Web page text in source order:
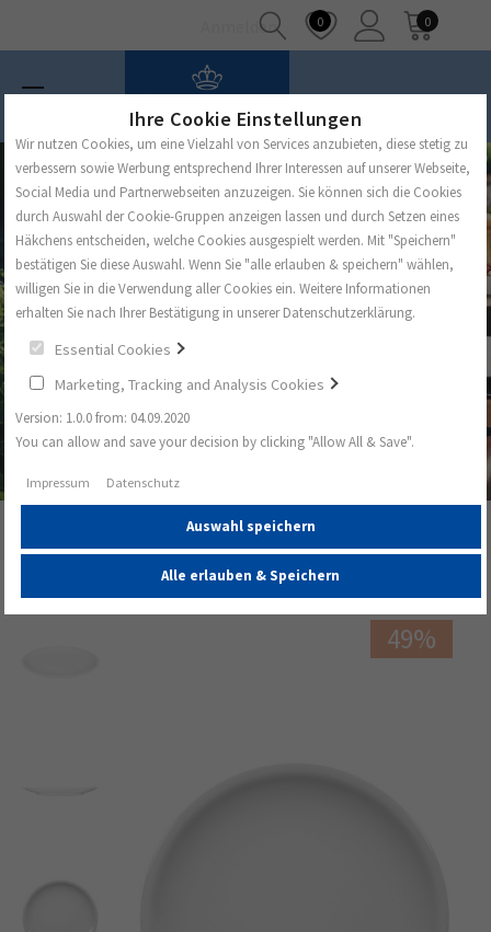
Anmelden 0 0
Compact Speiseteller 27 cm weiß
49%
Ihre Cookie Einstellungen
Wir nutzen Cookies, um eine Vielzahl von Services anzubieten, diese stetig zu
verbessern sowie Werbung entsprechend Ihrer Interessen auf unserer Webseite,
Social Media und Partnerwebseiten anzuzeigen. Sie können sich die Cookies
durch Auswahl der Cookie-Gruppen anzeigen lassen und durch Setzen eines
Häkchens entscheiden, welche Cookies ausgespielt werden. Mit "Speichern"
bestätigen Sie diese Auswahl. Wenn Sie "alle erlauben & speichern" wählen,
willigen Sie in die Verwendung aller Cookies ein. Weitere Informationen
erhalten Sie nach Ihrer Bestätigung in unserer Datenschutzerklärung.
Essential Cookies
Marketing, Tracking and Analysis Cookies
Version: 1.0.0 from: 04.09.2020
You can allow and save your decision by clicking "Allow All & Save".
Impressum Datenschutz
Auswahl speichern
Alle erlauben & Speichern